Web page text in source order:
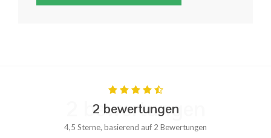
2 bewertungen
2 bewertungen
4,5 Sterne, basierend auf 2 Bewertungen